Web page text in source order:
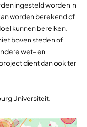
ingesteld worden in
worden berekend of
kunnen bereiken.
boven steden of
wet- en
dient dan ook ter
Universiteit.